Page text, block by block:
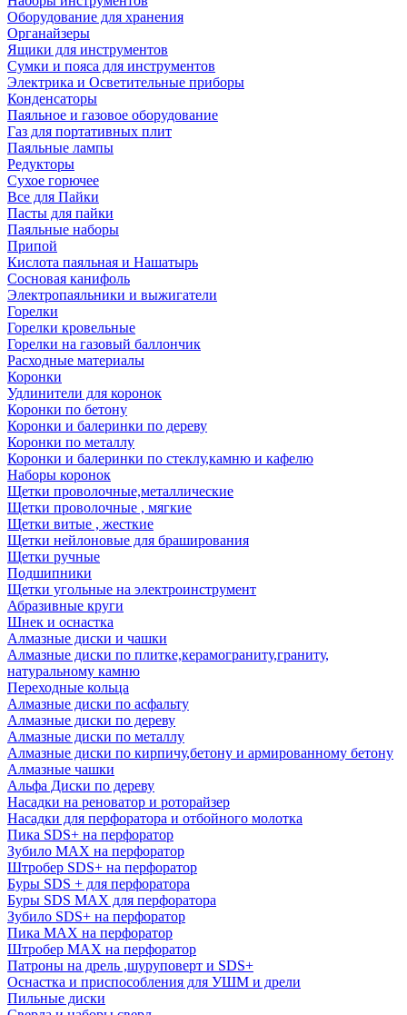
Оборудование для хранения
Органайзеры
Ящики для инструментов
Сумки и пояса для инструментов
Электрика и Осветительные приборы
Конденсаторы
Паяльное и газовое оборудование
Газ для портативных плит
Паяльные лампы
Редукторы
Сухое горючее
Все для Пайки
Пасты для пайки
Паяльные наборы
Припой
Кислота паяльная и Нашатырь
Сосновая канифоль
Электропаяльники и выжигатели
Горелки
Горелки кровельные
Горелки на газовый баллончик
Расходные материалы
Коронки
Удлинители для коронок
Коронки по бетону
Коронки и балеринки по дереву
Коронки по металлу
Коронки и балеринки по стеклу,камню и кафелю
Наборы коронок
Щетки проволочные,металлические
Щетки проволочные , мягкие
Щетки витые , жесткие
Щетки нейлоновые для браширования
Щетки ручные
Подшипники
Щетки угольные на электроинструмент
Абразивные круги
Шнек и оснастка
Алмазные диски и чашки
Алмазные диски по плитке,керамограниту,граниту,
натуральному камню
Переходные кольца
Алмазные диски по асфальту
Алмазные диски по дереву
Алмазные диски по металлу
Алмазные диски по кирпичу,бетону и армированному бетону
Алмазные чашки
Альфа Диски по дереву
Насадки на реноватор и роторайзер
Насадки для перфоратора и отбойного молотка
Пика SDS+ на перфоратор
Зубило MAX на перфоратор
Штробер SDS+ на перфоратор
Буры SDS + для перфоратора
Буры SDS MAX для перфоратора
Зубило SDS+ на перфоратор
Пика MAX на перфоратор
Штробер MAX на перфоратор
Патроны на дрель ,шуруповерт и SDS+
Оснастка и приспособления для УШМ и дрели
Пильные диски